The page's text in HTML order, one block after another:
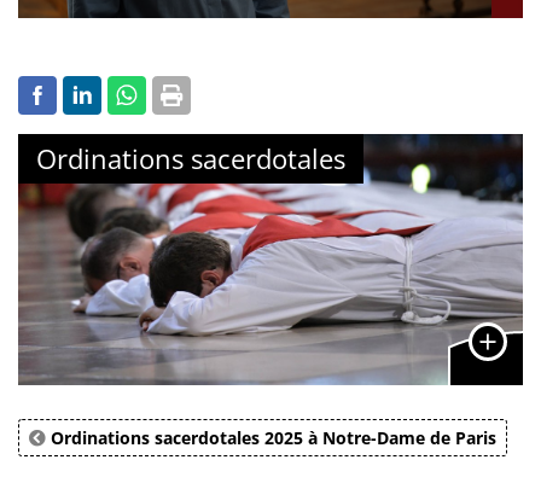
Ordinations sacerdotales
Ordinations sacerdotales 2025 à Notre-Dame de Paris